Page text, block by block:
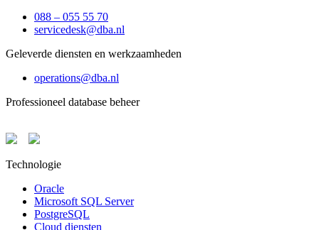
088 – 055 55 70
servicedesk@dba.nl
Geleverde diensten en werkzaamheden
operations@dba.nl
Professioneel database beheer
Technologie
Oracle
Microsoft SQL Server
PostgreSQL
Cloud diensten